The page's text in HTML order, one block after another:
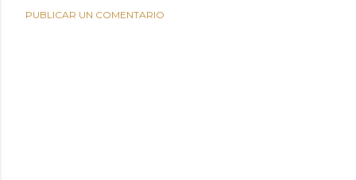
PUBLICAR UN COMENTARIO